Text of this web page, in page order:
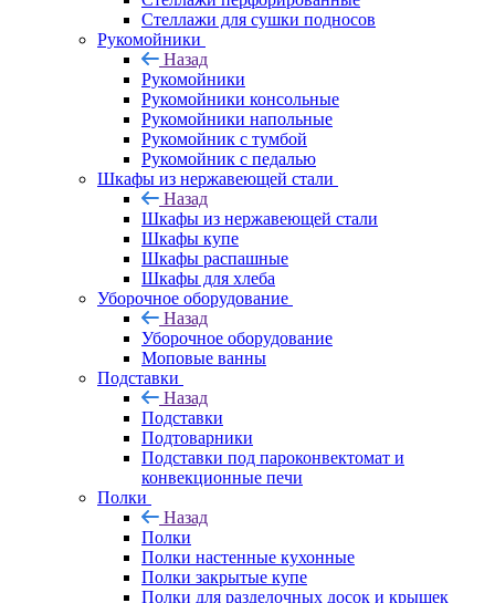
Стеллажи для сушки подносов
Рукомойники
Назад
Рукомойники
Рукомойники консольные
Рукомойники напольные
Рукомойник с тумбой
Рукомойник с педалью
Шкафы из нержавеющей стали
Назад
Шкафы из нержавеющей стали
Шкафы купе
Шкафы распашные
Шкафы для хлеба
Уборочное оборудование
Назад
Уборочное оборудование
Моповые ванны
Подставки
Назад
Подставки
Подтоварники
Подставки под пароконвектомат и
конвекционные печи
Полки
Назад
Полки
Полки настенные кухонные
Полки закрытые купе
Полки для разделочных досок и крышек